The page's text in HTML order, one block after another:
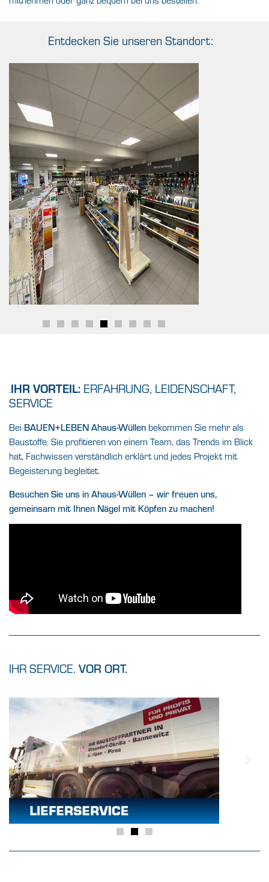
Entdecken Sie unseren Standort:
.IHR VORTEIL: ERFAHRUNG, LEIDENSCHAFT,
SERVICE
Bei BAUEN+LEBEN Ahaus-Wüllen bekommen Sie mehr als
Baustoffe. Sie profitieren von einem Team, das Trends im Blick
hat, Fachwissen verständlich erklärt und jedes Projekt mit
Begeisterung begleitet.
Besuchen Sie uns in Ahaus-Wüllen – wir freuen uns,
gemeinsam mit Ihnen Nägel mit Köpfen zu machen!
IHR SERVICE. VOR ORT.